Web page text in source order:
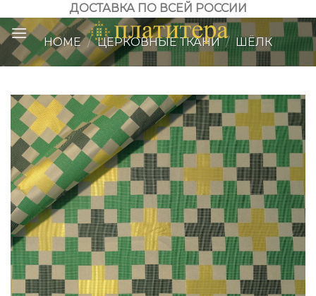
to
content
ДОСТАВКА ПО ВСЕЙ РОССИИ
HOME / ЦЕРКОВНЫЕ ТКАНИ / ШЁЛК